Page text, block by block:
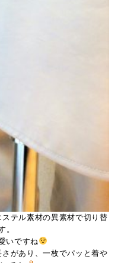
テル素材の異素材で切り替
。
いですね
があり、一枚でパッと着や